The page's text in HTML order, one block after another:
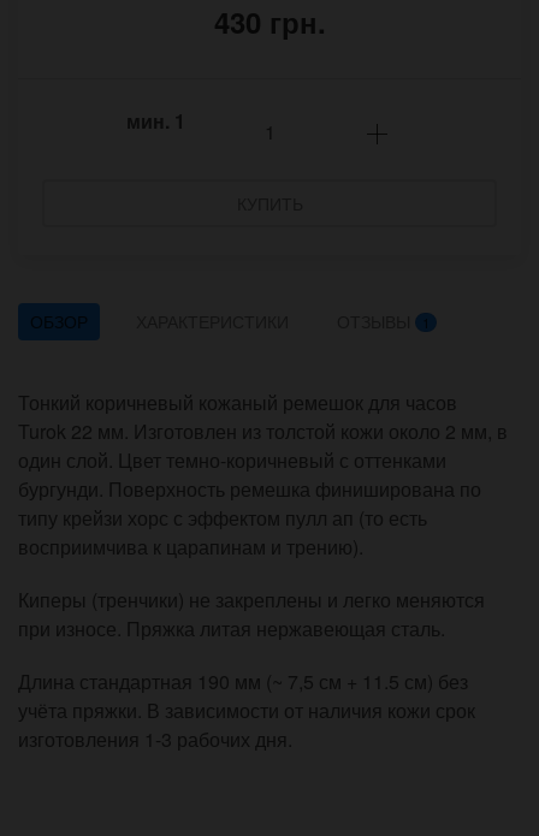
430 грн.
мин. 1
ОБЗОР 1
Тонкий коричневый кожаный ремешок для часов
Turok 22 мм. Изготовлен из толстой кожи около 2 мм, в
один слой. Цвет темно-коричневый с оттенками
бургунди. Поверхность ремешка финиширована по
типу крейзи хорс с эффектом пулл ап (то есть
восприимчива к царапинам и трению).
Киперы (тренчики) не закреплены и легко меняются
при износе. Пряжка литая нержавеющая сталь.
Длина стандартная 190 мм (~ 7,5 см + 11.5 см) без
учёта пряжки. В зависимости от наличия кожи срок
изготовления 1-3 рабочих дня.